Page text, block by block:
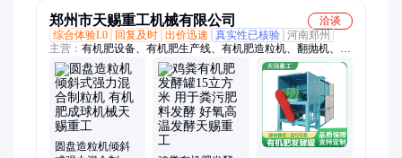
郑州市天赐重工机械有限公司
洽谈
综合体验L0
回复及时 出价迅速 真实性已核验 河南郑州
主营： 有机肥设备、有机肥生产线、有机肥造粒机、翻抛机、对
辊挤压造粒机、转鼓造粒机、圆盘造粒机、有机肥发酵罐、搅齿
造粒机、掺混肥设备、复合肥设备、有机肥烘干机
圆盘造粒机倾斜